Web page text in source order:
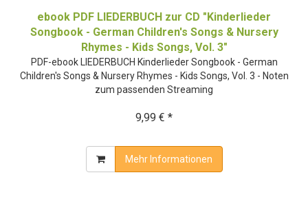
ebook PDF LIEDERBUCH zur CD "Kinderlieder
Songbook - German Children's Songs & Nursery
Rhymes - Kids Songs, Vol. 3"
PDF-ebook LIEDERBUCH Kinderlieder Songbook - German
Children's Songs & Nursery Rhymes - Kids Songs, Vol. 3 - Noten
zum passenden Streaming
9,99 € *
Mehr Informationen